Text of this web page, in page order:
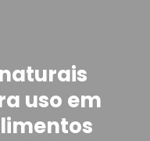
uso em